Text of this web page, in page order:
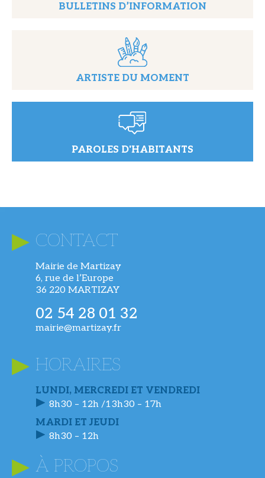
BULLETINS D’INFORMATION
ARTISTE DU MOMENT
PAROLES D'HABITANTS
CONTACT
Mairie de Martizay
6, rue de l’Europe
36 220 MARTIZAY
02 54 28 01 32
mairie@martizay.fr
HORAIRES
LUNDI, MERCREDI ET VENDREDI
8h30 – 12h /13h30 – 17h
MARDI ET JEUDI
8h30 – 12h
À PROPOS